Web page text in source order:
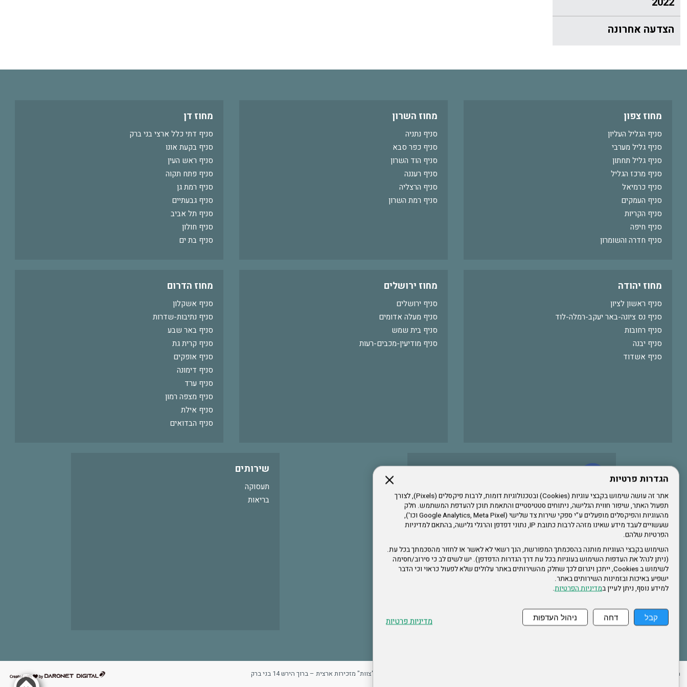
הגדרות פרטיות
אתר זה עושה שימוש בקבצי עוגיות (Cookies) ובטכנולוגיות דומות, לרבות פיקסלים (Pixels), לצורך
תפעול האתר, שיפור חווית הגלישה, ניתוחים סטטיסטיים והתאמת תוכן להעדפת המשתמש. חלק
מהעוגיות והפיקסלים מופעלים ע"י ספקי שירות צד שלישי (Google Analytics, Meta Pixel וכו'),
שעשויים לעבד מידע שאינו מזהה לרבות כתובת IP, נתוני דפדפן והרגלי גלישה, בהתאם למדיניות
הפרטיות שלהם.
השימוש בקבצי העוגיות מותנה בהסכמתך המפורשת, הנך רשאי לא לאשר או לחזור מהסכמתך בכל עת.
(ניתן לנהל את העדפות השימוש בעוגיות בכל עת דרך הגדרות הדפדפן). יש לשים לב כי סירוב/חסימה
לשימוש ב Cookies, ייתכן ויגרום לכך שחלק מהשירותים באתר עלולים שלא לפעול כראוי וכי הדבר
ישפיע באיכות ובזמינות השירותים באתר.
למידע נוסף, ניתן לעיין במדיניות הפרטיות.
קבל דחה ניהול העדפות מדיניות פרטיות
הצדעה אחרונה
מחוז צפון
סניף הגליל העליון
סניף גליל מערבי
סניף גליל תחתון
סניף מרכז הגליל
סניף כרמיאל
סניף העמקים
סניף הקריות
סניף חיפה
סניף חדרה והשומרון
מחוז השרון
סניף נתניה
סניף כפר סבא
סניף הוד השרון
סניף רעננה
סניף הרצליה
סניף רמת השרון
מחוז דן
סניף דתי כלל ארצי בני ברק
סניף בקעת אונו
סניף ראש העין
סניף פתח תקוה
סניף רמת גן
סניף גבעתיים
סניף תל אביב
סניף חולון
סניף בת ים
מחוז יהודה
סניף ראשון לציון
סניף נס ציונה-באר יעקב-רמלה-לוד
סניף רחובות
סניף יבנה
סניף אשדוד
מחוז ירושלים
סניף ירושלים
סניף מעלה אדומים
סניף בית שמש
סניף מודיעין-מכבים-רעות
מחוז הדרום
סניף אשקלון
סניף נתיבות-שדרות
סניף באר שבע
סניף קרית גת
סניף אופקים
סניף דימונה
סניף ערד
סניף מצפה רמון
סניף אילת
סניף הבדואים
הרשמו לערוץ היוטיוב שלנו
אתר צה"ל
שירותים
תעסוקה
בריאות
ההזמנות שלי ארגון "צוות" מזכירות ארצית – ברוך הירש 14 בני ברק